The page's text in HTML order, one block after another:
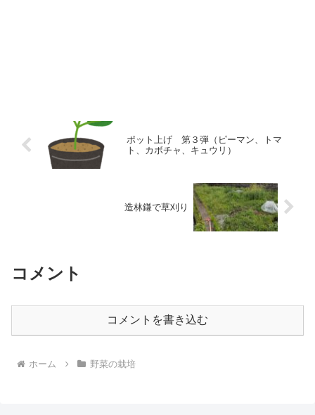
ポット上げ 第３弾（ピーマン、トマ
ト、カボチャ、キュウリ）
造林鎌で草刈り
コメント
コメントを書き込む
ホーム 野菜の栽培